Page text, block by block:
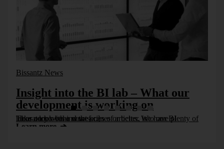
Bissantz News
Insight into the BI lab – What our
development is working on
Take a look behind the scenes or better, into our BI laboratory with a new series of articles. We have plenty of ideas on how we want [...]
Learn more